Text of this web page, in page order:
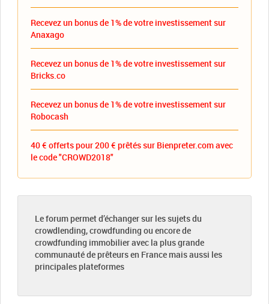
Recevez un bonus de 1% de votre investissement sur
Anaxago
Recevez un bonus de 1% de votre investissement sur
Bricks.co
Recevez un bonus de 1% de votre investissement sur
Robocash
40 € offerts pour 200 € prêtés sur Bienpreter.com avec
le code "CROWD2018"
Le forum permet d’échanger sur les sujets du
crowdlending, crowdfunding ou encore de
crowdfunding immobilier avec la plus grande
communauté de prêteurs en France mais aussi les
principales plateformes